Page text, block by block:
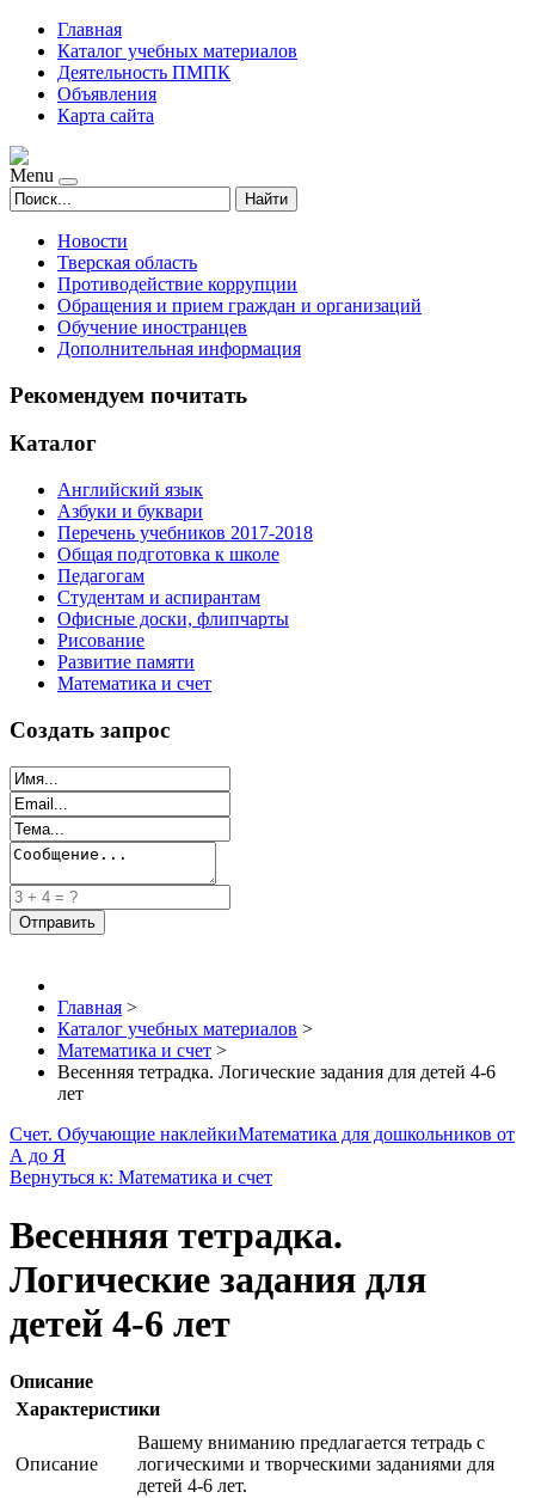
Главная
Каталог учебных материалов
Деятельность ПМПК
Объявления
Карта сайта
Menu
Найти
Новости
Тверская область
Противодействие коррупции
Обращения и прием граждан и организаций
Обучение иностранцев
Дополнительная информация
Рекомендуем почитать
Каталог
Английский язык
Азбуки и буквари
Перечень учебников 2017-2018
Общая подготовка к школе
Педагогам
Студентам и аспирантам
Офисные доски, флипчарты
Рисование
Развитие памяти
Математика и счет
Создать запрос
Главная >
Каталог учебных материалов >
Математика и счет >
Весенняя тетрадка. Логические задания для детей 4-6
лет
Счет. Обучающие наклейкиМатематика для дошкольников от
А до Я
Вернуться к: Математика и счет
Весенняя тетрадка.
Логические задания для
детей 4-6 лет
Описание
Характеристики
Описание
Вашему вниманию предлагается тетрадь с
логическими и творческими заданиями для
детей 4-6 лет.